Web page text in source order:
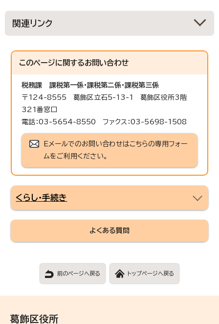
関連リンク
このページに関するお問い合わせ
税務課
課税第一係・課税第二係・課税第三係
〒124-8555 葛飾区立石5-13-1 葛飾区役所3階
321番窓口
電話：03-5654-8550 ファクス：03-5698-1508
Eメールでのお問い合わせはこちらの専用フォー
ムをご利用ください。
くらし・手続き
よくある質問
前のページへ戻る トップページへ戻る
葛飾区役所